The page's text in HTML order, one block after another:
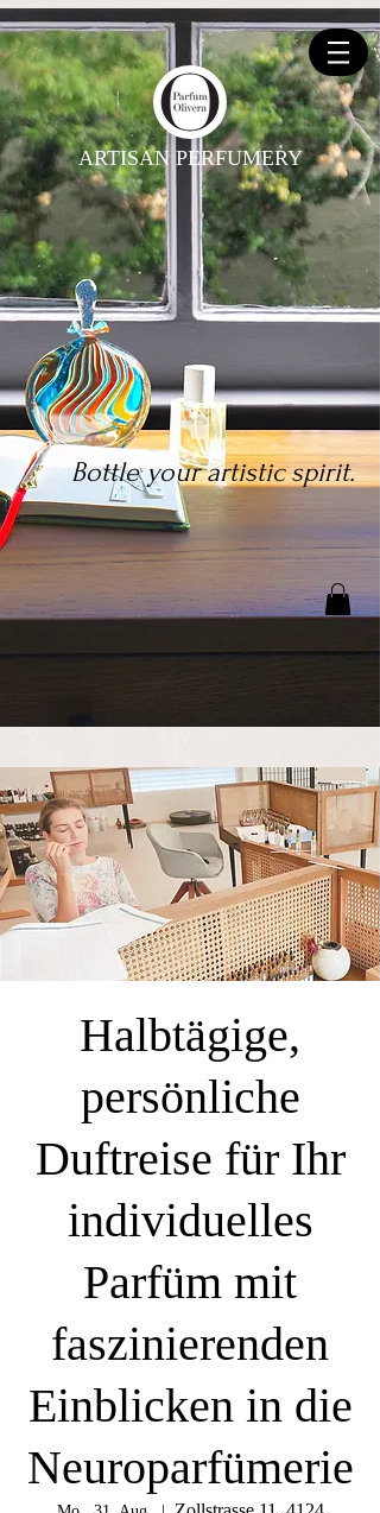
ARTISAN PERFUMERY
Bottle your artistic spirit.
Halbtägige,
persönliche
Duftreise für Ihr
individuelles
Parfüm mit
faszinierenden
Einblicken in die
Neuroparfümerie